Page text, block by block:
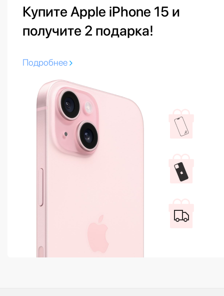
Купите Apple iPhone 15 и
получите 2 подарка!
Подробнее